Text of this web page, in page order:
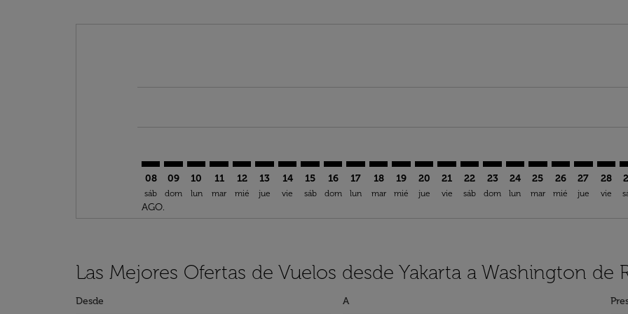
08
sáb
AGO.
09
dom
10
lun
11
mar
12
mié
13
jue
14
vie
15
sáb
16
dom
17
lun
18
mar
CGK–IAD: cmp-view-offers-disclaimer.
19
mié
CGK–IAD: cmp-view-offers-disclaimer.
20
jue
CGK–IAD: cmp-view-offers-
21
vie
CGK–IAD: cmp-view-offers-
22
sáb
CGK–IAD: cmp-view-
23
dom
CGK–IAD: cmp-view-
24
lun
CGK–IAD: cmp-
25
mar
CGK–IAD:
26
mié
27
jue
28
vie
Las Mejores Ofertas de Vuelos desde Yakarta a Washington de
Desde A